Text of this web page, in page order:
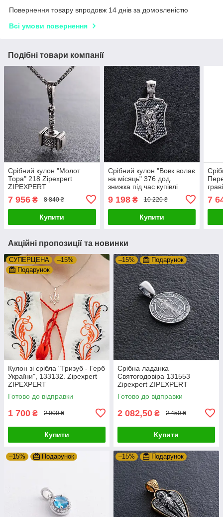
Повернення товару впродовж 14 днів за домовленістю
Всі умови повернення
Подібні товари компанії
Срібний кулон "Молот
Тора" 218 Zipexpert
ZIPEXPERT
7 956 ₴ 8 840 ₴
Купити
Срібний кулон "Вовк волає
на місяць" 376 дод.
знижка під час купівлі
9 198₴ 10 220 ₴
Купити
7
Акційні пропозиції та новинки
СУПЕРЦЕНА
–15%
Подарунок
Кулон зі срібла "Тризуб - Герб
України", 133132. Zipexpert
ZIPEXPERT
Готово до відправки
1 700 ₴ 2 000 ₴
Купити
–15% Подарунок
Срібна ладанка
Святогодовіра 131553
Zipexpert ZIPEXPERT
Готово до відправки
2 082,50 ₴ 2 450 ₴
Купити
–15% Подарунок –15% Подарунок